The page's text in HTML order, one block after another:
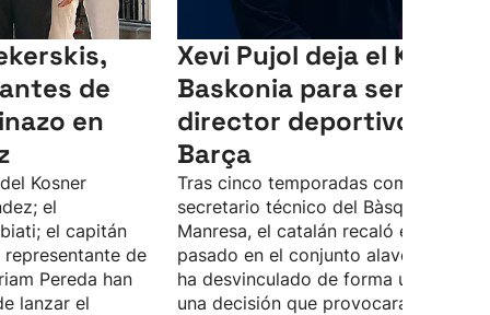
de
en
Kosner
el
el capitán
representante de
Pereda han
lanzar el
Xevi Pujol deja el Kosner
Baskonia para ser
director deportivo del
Barça
Tras cinco temporadas como
secretario técnico del Bàsquet
Manresa, el catalán recaló el curso
pasado en el conjunto alavés. Pujol
ha desvinculado de forma unilateral,
una decisión que provocará que el